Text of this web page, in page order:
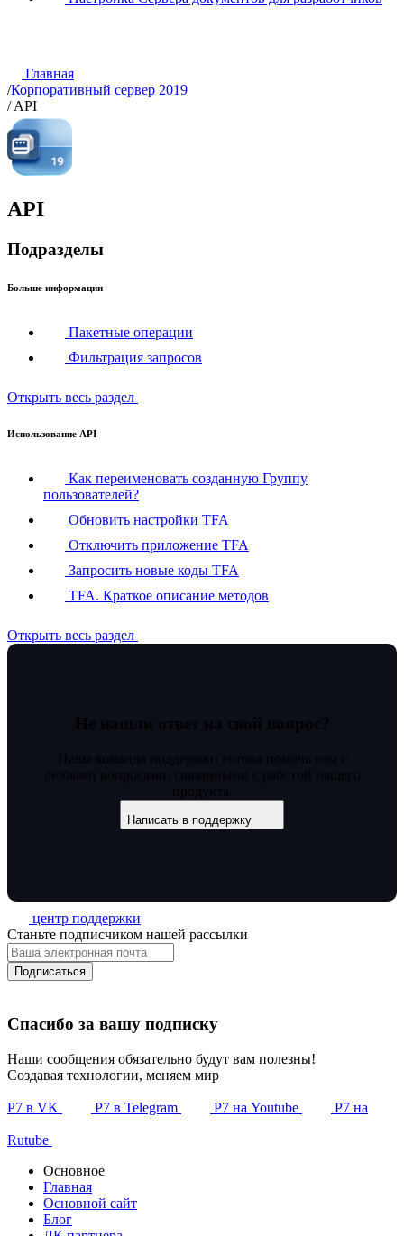
Главная
/Корпоративный сервер 2019
/ API
API
Подразделы
Больше информации
Пакетные операции
Фильтрация запросов
Открыть весь раздел
Использование API
Как переименовать созданную Группу
пользователей?
Обновить настройки TFA
Отключить приложение TFA
Запросить новые коды TFA
TFA. Краткое описание методов
Открыть весь раздел
Не нашли ответ на свой вопрос?
Наша команда поддержки готова помочь вам с
любыми вопросами, связанными с работой нашего
продукта.
Написать в поддержку
центр поддержки
Станьте подписчиком нашей рассылки
Подписаться
Спасибо за вашу подписку
Наши сообщения обязательно будут вам полезны!
Создавая технологии, меняем мир
Р7 в VK Р7 в Telegram Р7 на Youtube Р7 на
Rutube
Основное
Главная
Основной сайт
Блог